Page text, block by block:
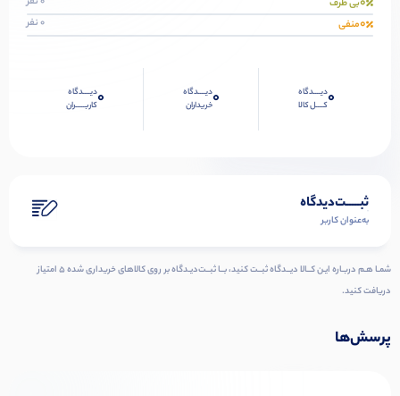
بی طرف
0منفی 0 نفر
0دیــــدگاه
کــــل کالا
0دیــــدگاه
خریداران
0دیــــدگاه
کاربـــــران
ثبـــــت‌دیدگاه
به‌عنوان کاربر
شمـا هـم دربـاره ایـن کــالا دیــدگاه ثبــت کنید، بــا ثبــت‌دیـدگاه بر روی کالاهای خریداری شده ۵ امتیاز
دریافت کنید.
پرسش‌ها